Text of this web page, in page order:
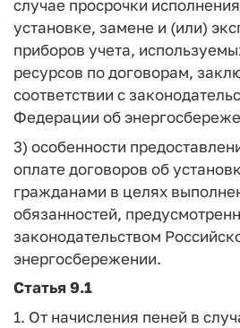
случае просрочки
установке, замене и (или)
приборов учета,
ресурсов по договорам,
соответствии с
Федерации об
3) особенности
оплате договоров об
гражданами в целях
обязанностей,
законодательством
энергосбережении.
Статья 9.1
1. От начисления пеней в